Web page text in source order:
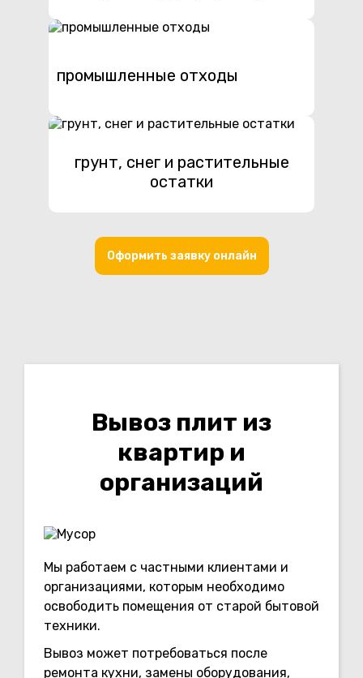
промышленные отходы
грунт, снег и растительные
остатки
Оформить заявку онлайн
Вывоз плит из
квартир и
организаций
Мы работаем с частными клиентами и
организациями, которым необходимо
освободить помещения от старой бытовой
техники.
Вывоз может потребоваться после
ремонта кухни, замены оборудования,